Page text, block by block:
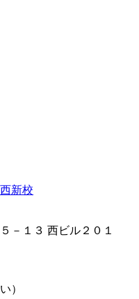
－１３ 西ビル２０１
）